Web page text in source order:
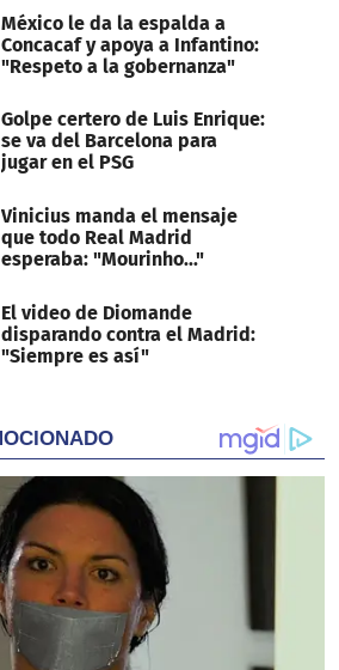
México le da la espalda a
Concacaf y apoya a Infantino:
"Respeto a la gobernanza"
Golpe certero de Luis Enrique:
se va del Barcelona para
jugar en el PSG
Vinicius manda el mensaje
que todo Real Madrid
esperaba: "Mourinho..."
El video de Diomande
disparando contra el Madrid:
"Siempre es así"